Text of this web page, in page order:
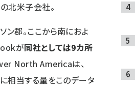
北米子会社。
郡。ここから南におよ
が同社としては9カ所
North Americaは、
当する量をこのデータ